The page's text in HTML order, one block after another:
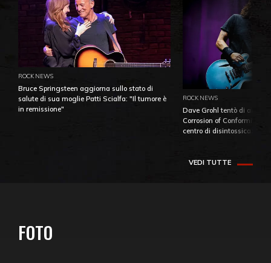
ROCK NEWS
Bruce Springsteen aggiorna sullo stato di
salute di sua moglie Patti Scialfa: "Il tumore è
in remissione"
ROCK NEWS
Dave Grohl tentò di
Corrosion of Conformity
centro di
VEDI TUTTE
FOTO